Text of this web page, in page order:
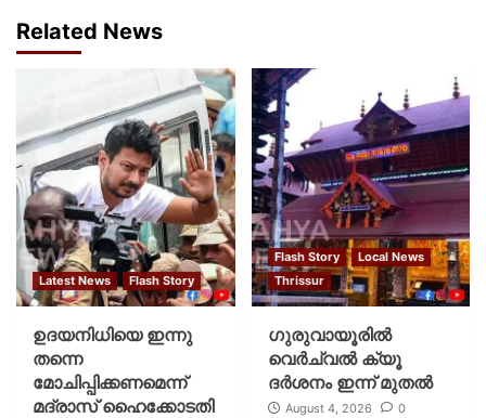
Related News
Latest News Flash Story
ഉദയനിധിയെ ഇന്നു
തന്നെ
മോചിപ്പിക്കണമെന്ന്
മദ്രാസ് ഹൈക്കോടതി
Flash Story
Local News
Thrissur
ഗുരുവായൂരില്‍
വെര്‍ച്വല്‍ ക്യൂ
ദര്‍ശനം ഇന്ന് മുതല്‍
August 4, 2026 0